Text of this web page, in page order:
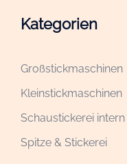
Kategorien
Großstickmaschinen
Kleinstickmaschinen
Schaustickerei intern
Spitze & Stickerei